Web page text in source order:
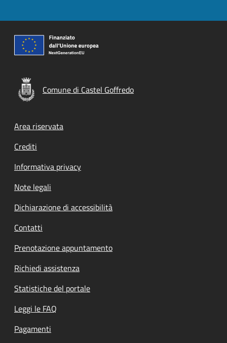
Comune di Castel Goffredo
Footer menu
Area riservata
Crediti
Informativa privacy
Note legali
Dichiarazione di accessibilità
Contatti
Prenotazione appuntamento
Richiedi assistenza
Statistiche del portale
Leggi le FAQ
Pagamenti